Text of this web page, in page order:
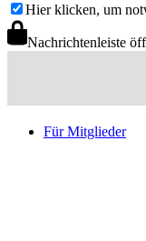
Für Mitglieder
Hier klicken, um
Nachrichtenleiste